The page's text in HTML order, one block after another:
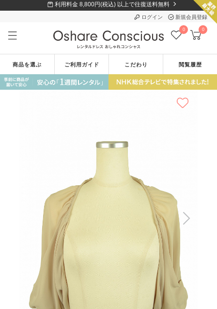
利用料金 8,800円(税込) 以上で往復送料無料
ログイン 新規会員登録
0 0
商品を選ぶ ご利用ガイド こだわり 閲覧履歴